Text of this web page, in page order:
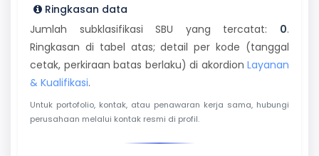
Ringkasan data
Jumlah subklasifikasi SBU yang tercatat: 0.
Ringkasan di tabel atas; detail per kode (tanggal
cetak, perkiraan batas berlaku) di akordion Layanan
& Kualifikasi.
Untuk portofolio, kontak, atau penawaran kerja sama, hubungi
perusahaan melalui kontak resmi di profil.